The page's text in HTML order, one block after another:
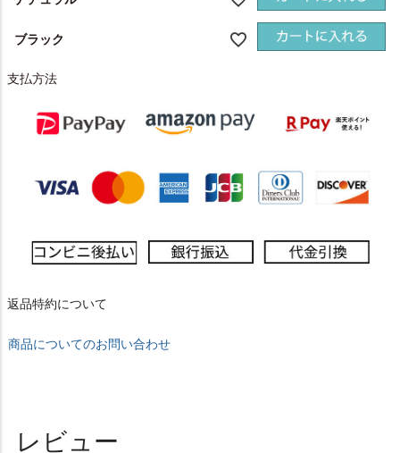
ブラック
支払方法
返品特約について
商品についてのお問い合わせ
レビュー